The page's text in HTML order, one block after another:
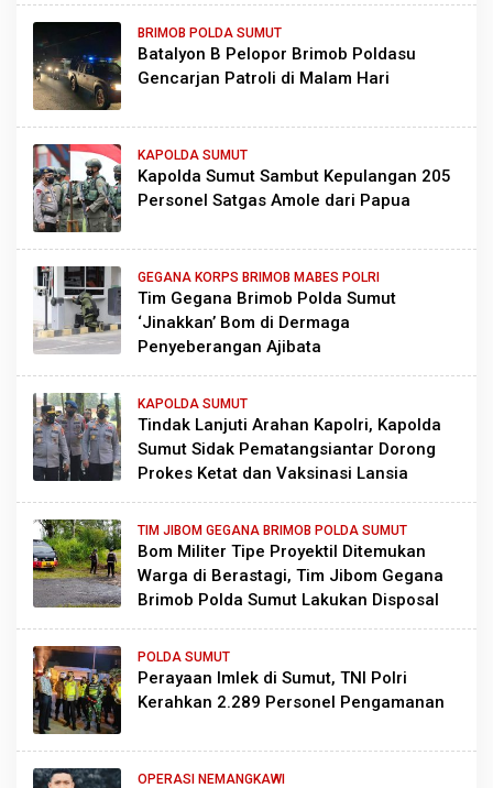
BRIMOB POLDA SUMUT
Batalyon B Pelopor Brimob Poldasu
Gencarjan Patroli di Malam Hari
KAPOLDA SUMUT
Kapolda Sumut Sambut Kepulangan 205
Personel Satgas Amole dari Papua
GEGANA KORPS BRIMOB MABES POLRI
Tim Gegana Brimob Polda Sumut
‘Jinakkan’ Bom di Dermaga
Penyeberangan Ajibata
KAPOLDA SUMUT
Tindak Lanjuti Arahan Kapolri, Kapolda
Sumut Sidak Pematangsiantar Dorong
Prokes Ketat dan Vaksinasi Lansia
TIM JIBOM GEGANA BRIMOB POLDA SUMUT
Bom Militer Tipe Proyektil Ditemukan
Warga di Berastagi, Tim Jibom Gegana
Brimob Polda Sumut Lakukan Disposal
POLDA SUMUT
Perayaan Imlek di Sumut, TNI Polri
Kerahkan 2.289 Personel Pengamanan
OPERASI NEMANGKAWI